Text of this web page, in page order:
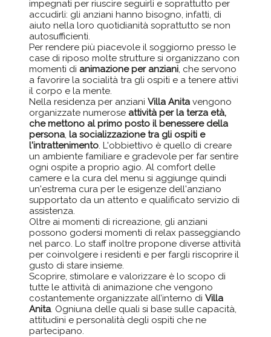
impegnati per riuscire seguirli e soprattutto per
accudirli: gli anziani hanno bisogno, infatti, di
aiuto nella loro quotidianità soprattutto se non
autosufficienti.
Per rendere più piacevole il soggiorno presso le
case di riposo molte strutture si organizzano con
momenti di animazione per anziani, che servono
a favorire la socialità tra gli ospiti e a tenere attivi
il corpo e la mente.
Nella residenza per anzianiVilla Anita vengono
organizzate numerose attività per la terza età,
che mettono al primo posto il benessere della
persona,la socializzazione tra gli ospiti e
l'intrattenimento. L'obbiettivo è quello di creare
un ambiente familiare e gradevole per far sentire
ogni ospite a proprio agio. Al comfort delle
camere e la cura del menu si aggiunge quindi
un'estrema cura per le esigenze dell'anziano
supportato da un attento e qualificato servizio di
assistenza.
Oltre ai momenti di ricreazione, gli anziani
possono godersi momenti di relax passeggiando
nel parco. Lo staff inoltre propone diverse attività
per coinvolgere i residenti e per fargli riscoprire il
gusto di stare insieme.
Scoprire, stimolare e valorizzare è lo scopo di
tutte le attività di animazione che vengono
costantemente organizzate all’interno diVilla
Anita. Ogniuna delle quali si base sulle capacità,
attitudini e personalità degli ospiti che ne
partecipano.